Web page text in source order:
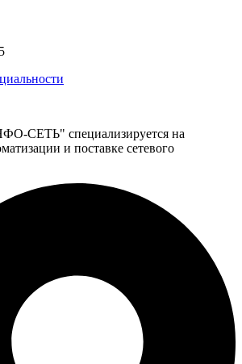
СЕТЬ" специализируется на
и поставке сетевого